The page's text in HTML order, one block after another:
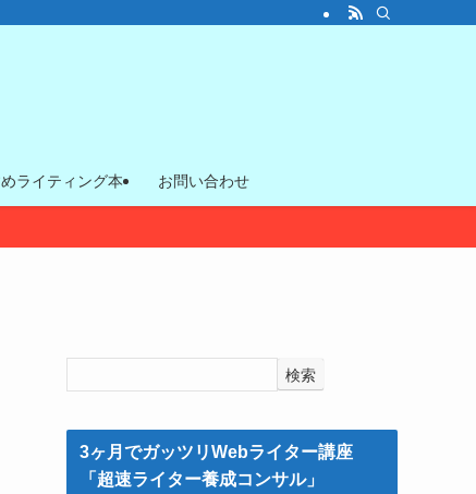
ライティング本 お問い合わせ
検索
3ヶ月でガッツリWebライター講座
「超速ライター養成コンサル」